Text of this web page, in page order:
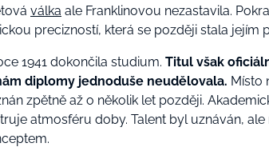
válka ale Franklinovou nezastavila.
precizností, která se později stala jejím
1941 dokončila studium. Titul však
diplomy jednoduše neudělovala. Místo
zpětně až o několik let později.
atmosféru doby. Talent byl uznáván,